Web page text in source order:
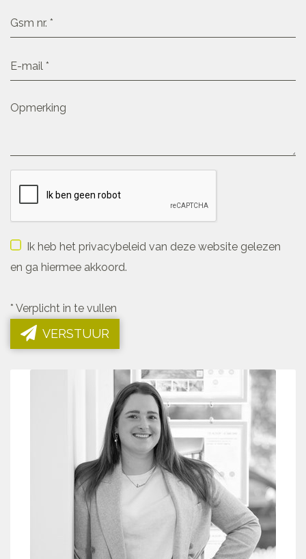
Ik heb het privacybeleid van deze website gelezen
en ga hiermee akkoord.
* Verplicht in te vullen
VERSTUUR